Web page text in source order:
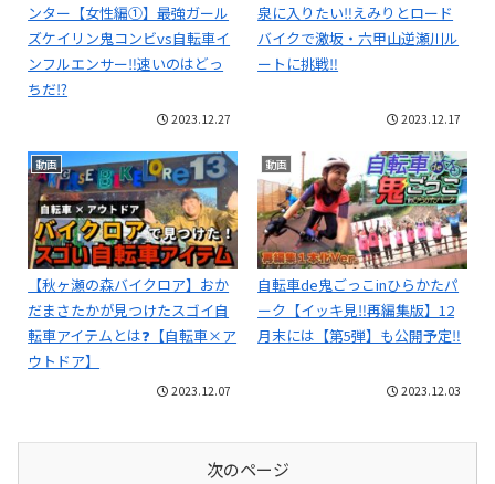
ンター【女性編①】最強ガール
ズケイリン鬼コンビvs自転車イ
ンフルエンサー‼速いのはどっ
ちだ⁉
2023.12.27
泉に入りたい‼えみりとロード
バイクで激坂・六甲山逆瀬川ル
ートに挑戦‼
2023.12.17
動画
【秋ヶ瀬の森バイクロア】おか
だまさたかが見つけたスゴイ自
転車アイテムとは❓【自転車×ア
ウトドア】
2023.12.07
動画
自転車de鬼ごっこinひらかたパ
ーク【イッキ見‼再編集版】12
月末には【第5弾】も公開予定‼
2023.12.03
次のページ